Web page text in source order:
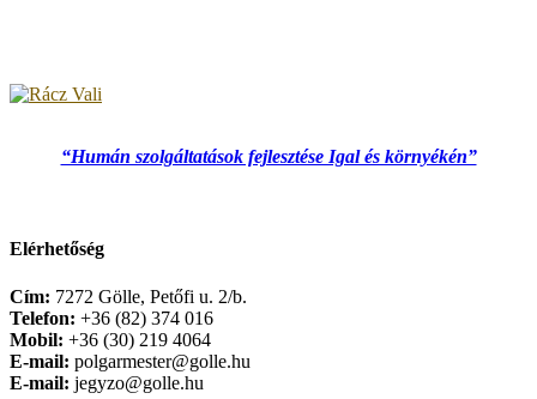
“Humán szolgáltatások fejlesztése Igal és környékén”
Elérhetőség
Cím: 7272 Gölle, Petőfi u. 2/b.
Telefon: +36 (82) 374 016
Mobil: +36 (30) 219 4064
E-mail: polgarmester@golle.hu
E-mail: jegyzo@golle.hu